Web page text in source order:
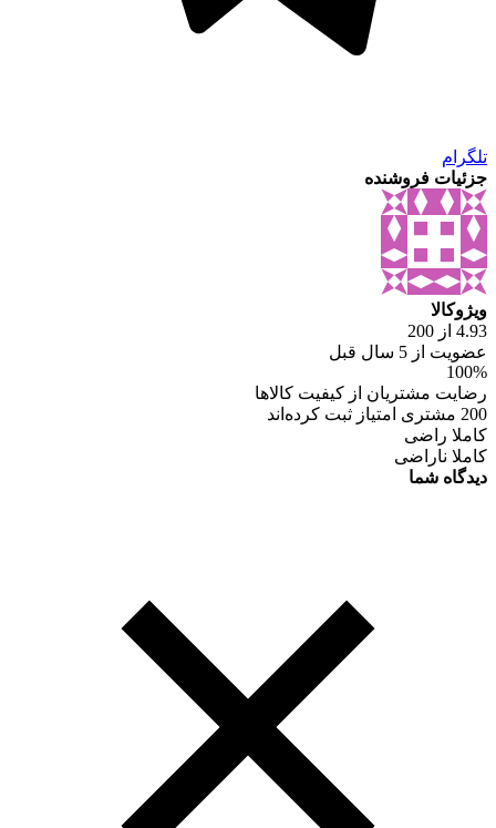
تلگرام
جزئیات فروشنده
ویژوکالا
4.93 از 200
عضویت از 5 سال قبل
100%
رضایت مشتریان از کیفیت کالاها
200 مشتری امتیاز ثبت کرده‌اند
کاملا راضی
کاملا ناراضی
دیدگاه شما